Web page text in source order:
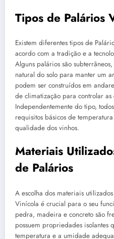
Tipos de Palários
Existem diferentes tipos de
acordo com a tradição e a
Alguns palários são
natural do solo para manter um
podem ser construídos em
de climatização para controlar as
Independentemente do tipo,
requisitos básicos de
qualidade dos vinhos.
Materiais
de Palários
A escolha dos materiais
Vinícola é crucial para o seu
pedra, madeira e concreto são
possuem propriedades isolantes
temperatura e a umidade